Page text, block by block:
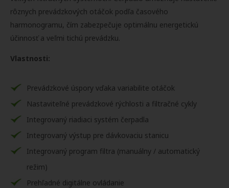
rôznych prevádzkových otáčok podľa časového
harmonogramu, čím zabezpečuje optimálnu energetickú
účinnosť a veľmi tichú prevádzku.
Vlastnosti:
Prevádzkové úspory vďaka variabilite otáčok
Nastaviteľné prevádzkové rýchlosti a filtračné cykly
Integrovaný riadiaci systém čerpadla
Integrovaný výstup pre dávkovaciu stanicu
Integrovaný program filtra (manuálny / automatický
režim)
Prehľadné digitálne ovládanie